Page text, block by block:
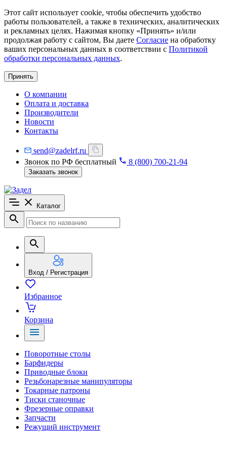
Этот сайт использует cookie, чтобы обеспечить удобство
работы пользователей, а также в технических, аналитических
и рекламных целях. Нажимая кнопку «Принять» и/или
продолжая работу с сайтом, Вы даете Согласие на обработку
ваших персональных данных в соответствии с Политикой
обработки персональных данных.
Принять
О компании
Оплата и доставка
Производители
Новости
Контакты
send@zadelrf.ru
Звонок по РФ бесплатный
8 (800) 700-21-94
Заказать звонок
Каталог
Вход / Регистрация
Избранное
Корзина
Поворотные столы
Барфидеры
Приводные блоки
Резьбонарезные манипуляторы
Токарные патроны
Тиски станочные
Фрезерные оправки
Запчасти
Режущий инструмент